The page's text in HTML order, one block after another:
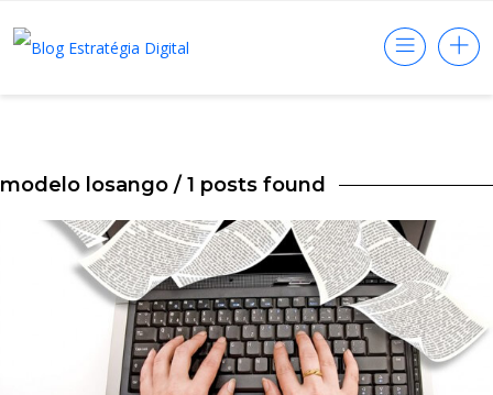
modelo losango / 1 posts found